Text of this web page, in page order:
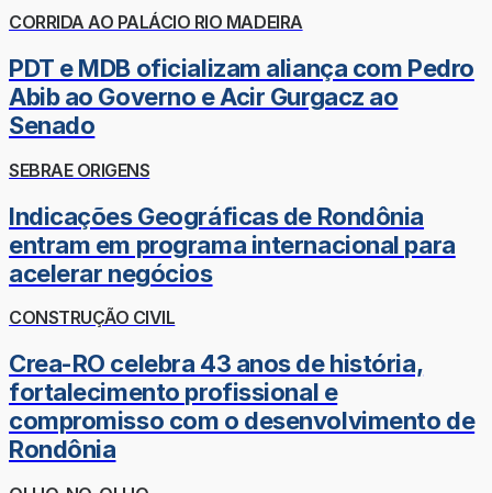
CORRIDA AO PALÁCIO RIO MADEIRA
PDT e MDB oficializam aliança com Pedro
Abib ao Governo e Acir Gurgacz ao
Senado
SEBRAE ORIGENS
Indicações Geográficas de Rondônia
entram em programa internacional para
acelerar negócios
CONSTRUÇÃO CIVIL
Crea-RO celebra 43 anos de história,
fortalecimento profissional e
compromisso com o desenvolvimento de
Rondônia